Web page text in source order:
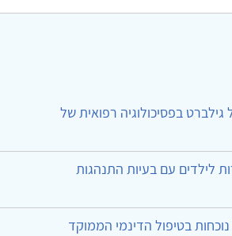
בפסיכולוגיה רפואית של
לילדים עם בעיות התנהגות
בטיפול הדינמי הממוקד